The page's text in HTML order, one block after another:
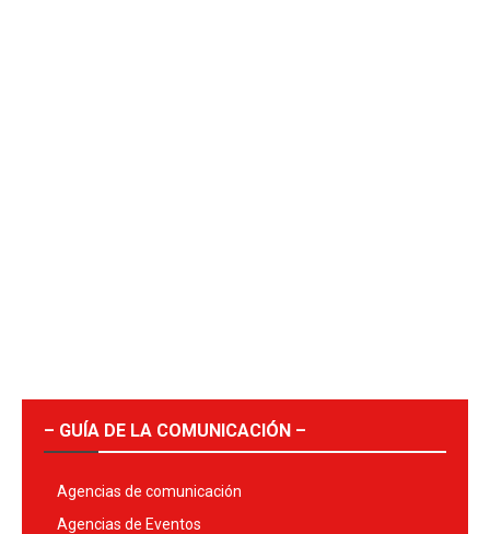
– GUÍA DE LA COMUNICACIÓN –
Agencias de comunicación
Agencias de Eventos